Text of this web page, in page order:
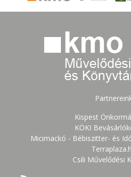
Kispest
KÖKI
Micimackó - Bébiszitter- és
Csili Művelődési